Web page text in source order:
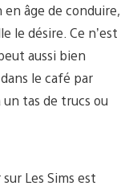
en âge de conduire,
le désire. Ce n’est
aussi bien
le café par
tas de trucs ou
Les Sims est